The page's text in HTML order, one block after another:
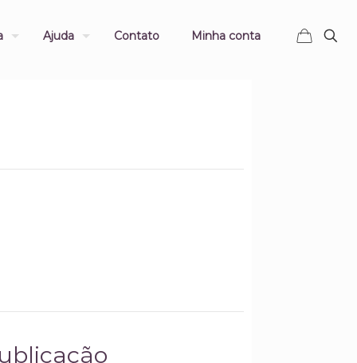
Ajuda Contato Minha conta